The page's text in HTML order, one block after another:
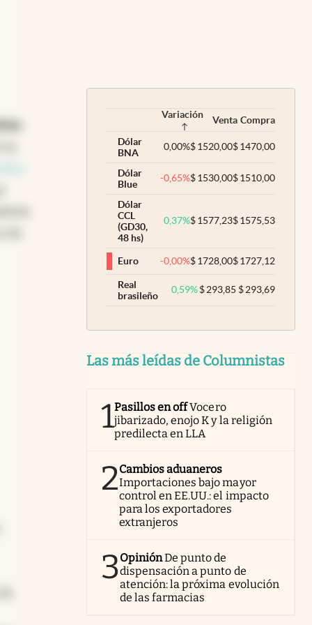
Variación Venta Compra
Dólar
BNA
0,00%$1520,00$1470,00
Dólar
Blue
-0,65%$1530,00$1510,00
Dólar
CCL
(GD30,
48 hs)
0,37%$1577,23$1575,53
Euro -0,00%$1728,00$1727,12
Real
brasileño
0,59% $293,85 $293,69
Las más leídas de Columnistas
1Pasillos en offVocero
jibarizado, enojo K y la religión
predilecta en LLA
2Cambios aduaneros
Importaciones bajo mayor
control en EE.UU.: el impacto
para los exportadores
extranjeros
3OpiniónDe punto de
dispensación a punto de
atención: la próxima evolución
de las farmacias